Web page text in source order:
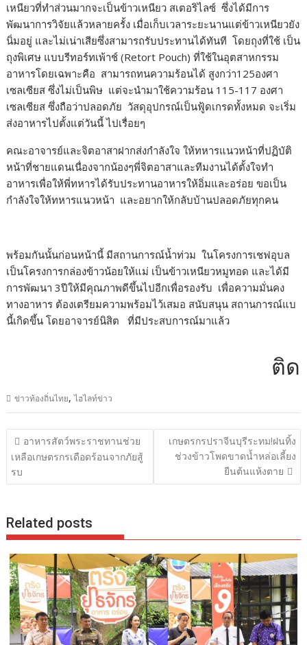
เหนียวที่ทำส่วนมากจะเป็นข้าวเหนียว สเตอริไลซ์ ซึ่งได้มีการ
พัฒนาการวิจัยแล้วหลายครั้ง เมื่อเก็บเวลาระยะนานแต่ข้าวเหนียวยัง
นิ่มอยู่ และไม่เน่าเสียซึ่งสามารถรับประทานได้ทันที โดยถุงที่ใช้ เป็น
ถุงพิเศษ แบบรีทอร์ทเพ้าช์ (Retort Pouch) ที่ใช้ในอุตสาหกรรม
อาหารโดยเฉพาะคือ สามารถทนความร้อนได้ สูงกว่า125องศา
เซลเซียส ซึ่งไม่เป็นพิษ แต่จะนำมาใช้ความร้อน 115-117 องศา
เซลเซียส ซึ่งถือว่าปลอดภัย วัสดุอุปกรณ์เป็นฟู้ดเกรดทั้งหมด จะเริ่ม
ส่งอาหารไปตั้งแต่วันนี้ ไปเรื่อยๆ
คณะอาจารย์และจิตอาสาฝากส่งกำลังใจ ให้ทหารแนวหน้าที่ปฏิบัติ
หน้าที่ชายแดนเนื่องจากน้องๆพี่จิตอาสาและทีมงานได้ตั้งใจทำ
อาหารเพื่อให้พี่ทหารได้รับประทานอาหารให้อิ่มและอร่อย ขอเป็น
กำลังใจให้ทหารแนวหน้า และอยากให้กลับบ้านปลอดภัยทุกคน
พร้อมกันนั้นก่อนหน้านี้ มีสถานการณ์น้ำท่วม ในโครงการเชฟอุบล
เป็นโครงการกล่องข้าวน้อยให้แม่ เป็นข้าวเหนียวหมูทอด และได้มี
การพัฒนา 3ปีให้มีคุณภาพดีขึ้นไปอีกเพื่อรองรับ เพื่อความมั่นคง
ทางอาหาร ต้องเตรียมความพร้อมไว้เสมอ สนับสนุน สถานการณ์แบ
นี้เกิดขึ้น โดยอาจารย์นิสิต ที่มีประสบการณ์มาแล้ว
ติดต่
ข่าวท้องถิ่นไทย,ไฮไลท์ข่าว
แนะแนว
เรื่อง
อาหารสัตว์พระราชทานช่วย
เหลือเกษตรกรเดือดร้อนจากภัยสู้
รบ
เกษตรกรปราจีนบุรีระทม!ฝนทิ้ง
ช่วงข้าวโพดขาดน้ำหล่อเลี้ยง
ยืนต้นแห้งตาย
Related posts